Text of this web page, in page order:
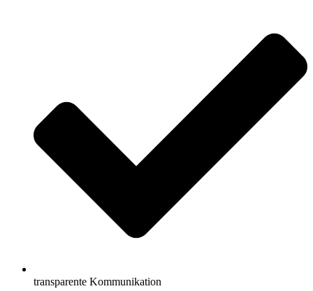
transparente Kommunikation